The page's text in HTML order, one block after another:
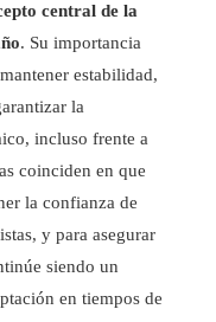
central de la
. Su importancia
estabilidad,
la
incluso frente a
coinciden en que
la confianza de
y para asegurar
siendo un
en tiempos de